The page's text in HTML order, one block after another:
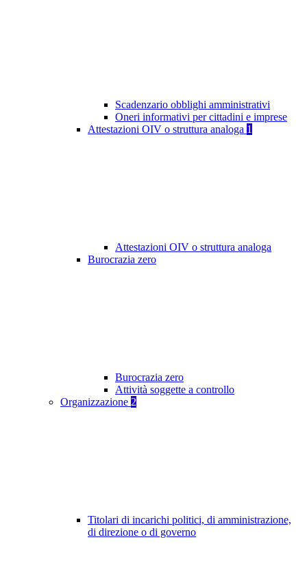
Scadenzario obblighi amministrativi
Oneri informativi per cittadini e imprese
Attestazioni OIV o struttura analoga 1
Attestazioni OIV o struttura analoga
Burocrazia zero
Burocrazia zero
Attività soggette a controllo
Organizzazione 2
Titolari di incarichi politici, di amministrazione,
di direzione o di governo